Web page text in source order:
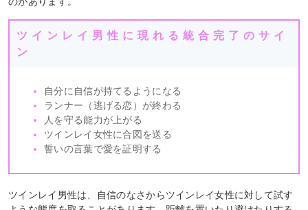
ツインレイ男性に現れる統合完了のサイ
ン
自分に自信が持てるようになる
ランナー（逃げる恋）が終わる
人を守る能力が上がる
ツインレイ女性に合図を送る
誓いの言葉で愛を証明する
ツインレイ男性は、自信のなさからツインレイ女性に対して試す